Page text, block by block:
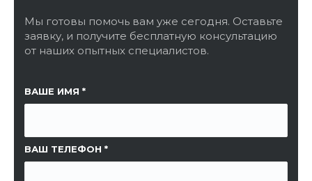
Мы готовы помочь вам уже сегодня. Оставьте
заявку, и получите бесплатную консультацию
от наших опытных специалистов.
ВАШЕ ИМЯ
ВАШ ТЕЛЕФОН
ССЫЛКА НА СТРАНИЦУ